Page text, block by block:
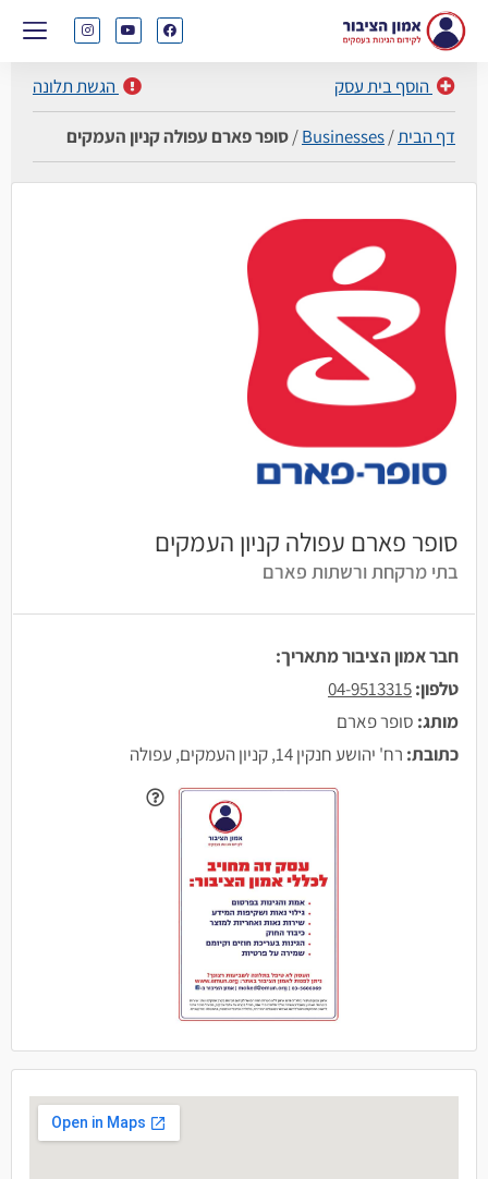
הוסף בית עסק הגשת תלונה
דף הבית/
Businesses
/סופר פארם עפולה קניון העמקים
סופר פארם עפולה קניון העמקים
בתי מרקחת ורשתות פארם
חבר אמון הציבור מתאריך:
טלפון:04-9513315
מותג: סופר פארם
כתובת: רח' יהושע חנקין 14, קניון העמקים, עפולה